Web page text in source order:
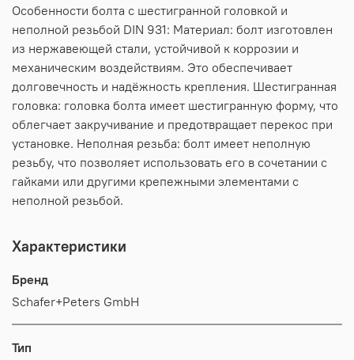
Особенности болта с шестигранной головкой и
неполной резьбой DIN 931: Материал: болт изготовлен
из нержавеющей стали, устойчивой к коррозии и
механическим воздействиям. Это обеспечивает
долговечность и надёжность крепления. Шестигранная
головка: головка болта имеет шестигранную форму, что
облегчает закручивание и предотвращает перекос при
установке. Неполная резьба: болт имеет неполную
резьбу, что позволяет использовать его в сочетании с
гайками или другими крепежными элементами с
неполной резьбой.
Характеристики
Бренд
Schafer+Peters GmbH
Тип